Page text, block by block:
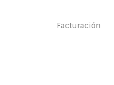
Facturación